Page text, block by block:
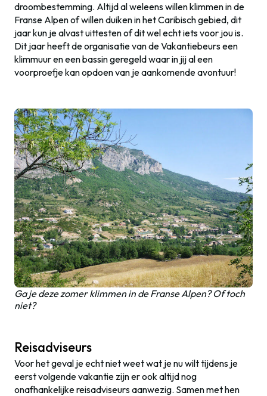
droombestemming. Altijd al weleens willen klimmen in de
Franse Alpen of willen duiken in het Caribisch gebied, dit
jaar kun je alvast uittesten of dit wel echt iets voor jou is.
Dit jaar heeft de organisatie van de Vakantiebeurs een
klimmuur en een bassin geregeld waar in jij al een
voorproefje kan opdoen van je aankomende avontuur!
Ga je deze zomer klimmen in de Franse Alpen? Of toch
niet?
Reisadviseurs
Voor het geval je echt niet weet wat je nu wilt tijdens je
eerst volgende vakantie zijn er ook altijd nog
onafhankelijke reisadviseurs aanwezig. Samen met hen